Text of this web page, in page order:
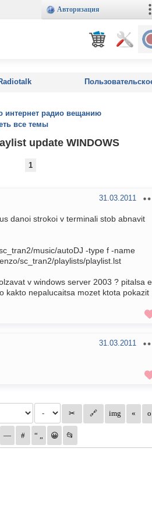
Авторизация
радио вещанию
все темы
update WINDOWS
1
31.03.2011
danoi strokoi v terminali stob abnavit
music/autoDJ -type f -name
sc_tran2/playlists/playlist.lst
v windows server 2003 ? pitalsa
kakto nepalucaitsa mozet ktota pokazit
31.03.2011